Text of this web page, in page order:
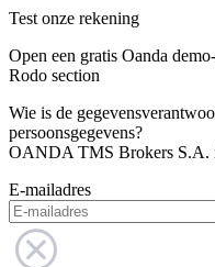
Test onze rekening
Open een gratis Oanda
Rodo section
Wie is de
persoonsgegevens?
OANDA TMS Brokers S.A.
E-mailadres